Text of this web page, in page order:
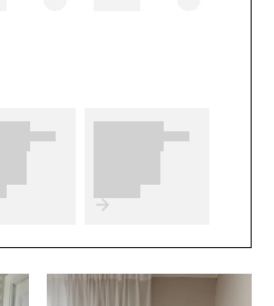
Vardagsrum
Modern